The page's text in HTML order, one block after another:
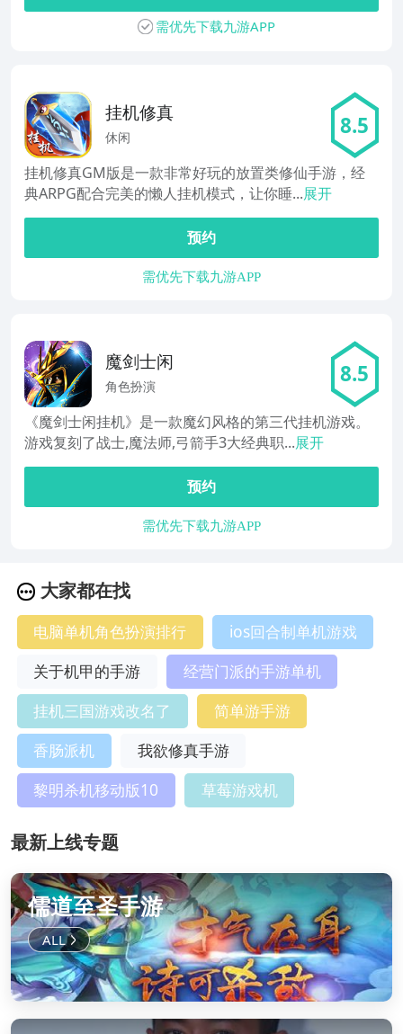
需优先下载九游APP
挂机修真
休闲 8.5
挂机修真GM版是一款非常好玩的放置类修仙手游，经
典ARPG配合完美的懒人挂机模式，让你睡...展开
预约
需优先下载九游APP
魔剑士闲
角色扮演 8.5
《魔剑士闲挂机》是一款魔幻风格的第三代挂机游戏。
游戏复刻了战士,魔法师,弓箭手3大经典职...展开
预约
需优先下载九游APP
大家都在找
电脑单机角色扮演排行
ios回合制单机游戏
关于机甲的手游
经营门派的手游单机
挂机三国游戏改名了
简单游手游
香肠派机
我欲修真手游
黎明杀机移动版10
草莓游戏机
最新上线专题
儒道至圣手游